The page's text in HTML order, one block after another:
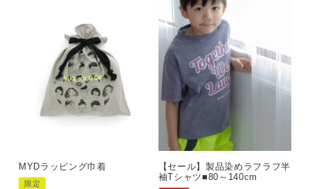
MYDラッピング巾着
限定
【セール】製品染めラフラフ半
袖Tシャツ■80～140cm